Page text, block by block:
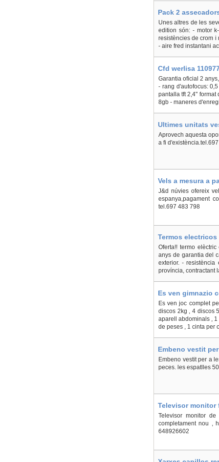
Pack 2
Unes altres de les
edition són: - motor
resistències de crom i
- aire fred instantani
Cfd werlisa
Garantia oficial 2
- rang d'autofocus:
pantalla tft 2,4" format
8gb - maneres
Ultimes unitats
Aprovech aquesta
a fi
Vels a mesura a
J&d núvies ofereix
espanya,pagament
tel.697 483 798
Termos
Oferta!! termo
anys de garantia del
exterior. - resistència
província, contractant
Es ven gimnazio
Es ven joc complet
discos 2kg , 4 discos
aparell abdominals ,
de peses , 1 cinta per
Embeno vestit
Embeno vestit per a
peces. les espatlles
Televisor monitor
Televisor monitor
completament nou ,
648926602